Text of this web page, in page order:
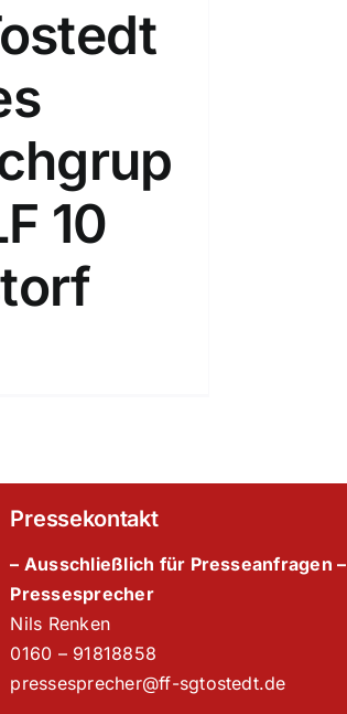
10
Pressekontakt
– Ausschließlich für Presseanfragen –
Pressesprecher
Nils Renken
‭0160 – 91818858‬
pressesprecher@ff-sgtostedt.de